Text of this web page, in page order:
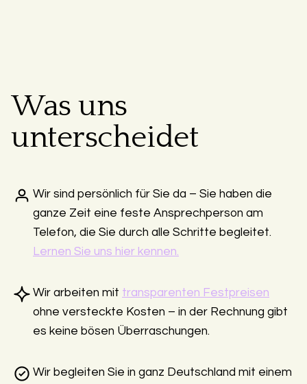
Was uns
unterscheidet
Wir sind persönlich für Sie da – Sie haben die
ganze Zeit eine feste Ansprechperson am
Telefon, die Sie durch alle Schritte begleitet.
Lernen Sie uns hier kennen.
Wir arbeiten mit transparenten Festpreisen
ohne versteckte Kosten – in der Rechnung gibt
es keine bösen Überraschungen.
Wir begleiten Sie in ganz Deutschland mit einem